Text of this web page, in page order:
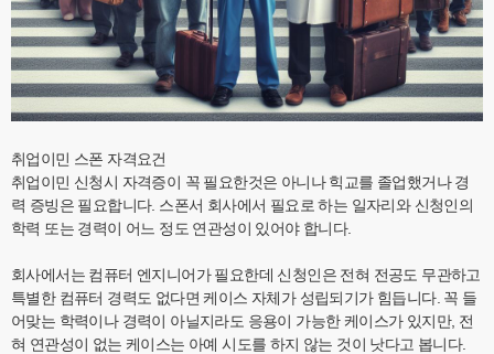
취업이민 스폰 자격요건
취업이민 신청시 자격증이 꼭 필요한것은 아니나 힉교를 졸업했거나 경
력 증빙은 필요합니다. 스폰서 회사에서 필요로 하는 일자리와 신청인의
학력 또는 경력이 어느 정도 연관성이 있어야 합니다.
회사에서는 컴퓨터 엔지니어가 필요한데 신청인은 전혀 전공도 무관하고
특별한 컴퓨터 경력도 없다면 케이스 자체가 성립되기가 힘듭니다. 꼭 들
어맞는 학력이나 경력이 아닐지라도 응용이 가능한 케이스가 있지만, 전
혀 연관성이 없는 케이스는 아예 시도를 하지 않는 것이 낫다고 봅니다.